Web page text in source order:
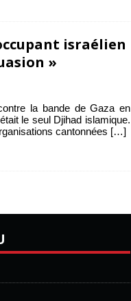
israélien
»
la bande de Gaza en
le seul Djihad islamique.
cantonnées […]